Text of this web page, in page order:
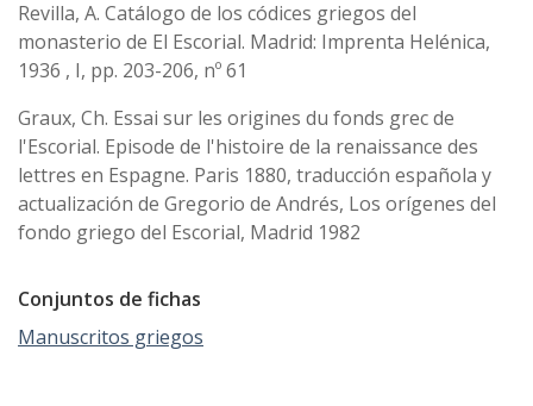
Revilla, A. Catálogo de los códices griegos del
monasterio de El Escorial. Madrid: Imprenta Helénica,
1936 , I, pp. 203-206, nº 61
Graux, Ch. Essai sur les origines du fonds grec de
l'Escorial. Episode de l'histoire de la renaissance des
lettres en Espagne. Paris 1880, traducción española y
actualización de Gregorio de Andrés, Los orígenes del
fondo griego del Escorial, Madrid 1982
Conjuntos de fichas
Manuscritos griegos